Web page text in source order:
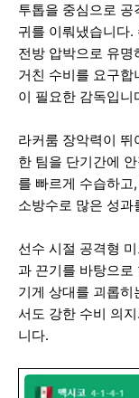
투톱을 중심으로
귀를 이뤄냈습니다
전방 압박으로 유
거친 수비를 요구합
이 필요한 감독입니
라커룸 장악력이 뛰
한 팀을 단기간에
를 빠르게 수습하
소방수로 많은 성과
선수 시절 공격형
과 끈기를 바탕으로
기게 상대를 괴롭
서도 강한 수비 의
니다.